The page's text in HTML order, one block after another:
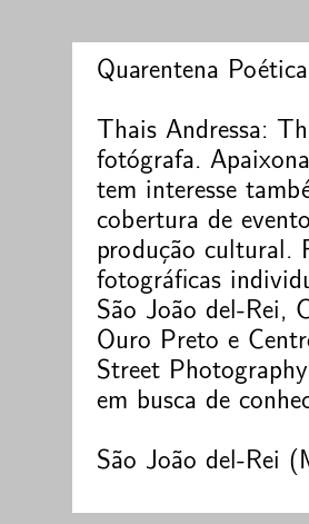
Quarentena Poética
Thais Andressa:
fotógrafa.
tem interesse
cobertura de
produção cultural.
fotográficas
São João del-Rei,
Ouro Preto e
Street
em busca de
São João del-Rei